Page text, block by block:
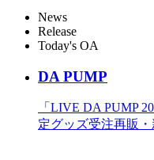
News
Release
Today's OA
DA PUMP
「LIVE DA PUMP
定グッズ受注再販